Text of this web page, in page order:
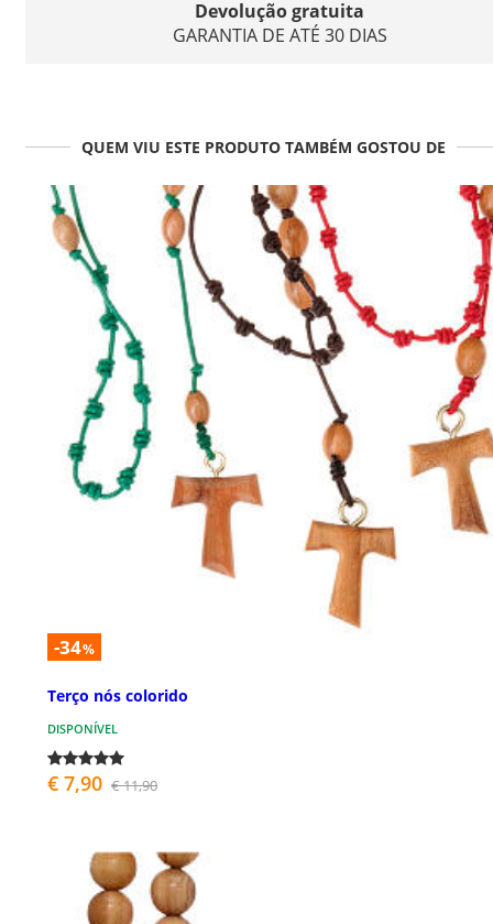
Devolução gratuita
GARANTIA DE ATÉ 30 DIAS
QUEM VIU ESTE PRODUTO TAMBÉM GOSTOU DE
-34%
Terço nós colorido
DISPONÍVEL
€ 7,90 € 11,90